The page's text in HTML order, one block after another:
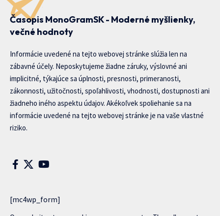
Časopis MonoGramSK - Moderné myšlienky,
večné hodnoty
Informácie uvedené na tejto webovej stránke slúžia len na
zábavné účely. Neposkytujeme žiadne záruky, výslovné ani
implicitné, týkajúce sa úplnosti, presnosti, primeranosti,
zákonnosti, užitočnosti, spoľahlivosti, vhodnosti, dostupnosti ani
žiadneho iného aspektu údajov. Akékoľvek spoliehanie sa na
informácie uvedené na tejto webovej stránke je na vaše vlastné
riziko.
[mc4wp_form]